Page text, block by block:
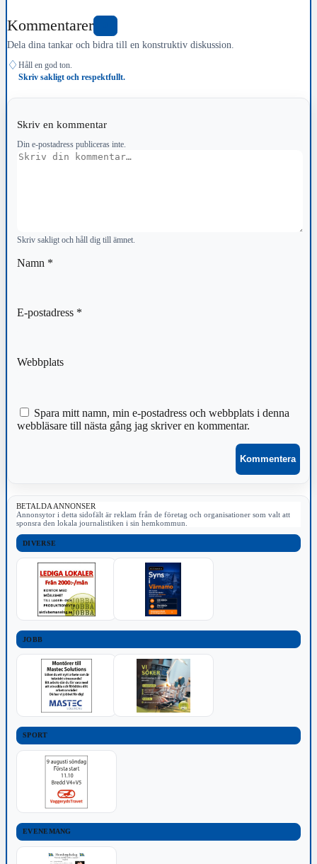
Kommentarer
Dela dina tankar och bidra till en konstruktiv diskussion.
♢ Håll en god ton.
Skriv sakligt och respektfullt.
Skriv en kommentar
Din e-postadress publiceras inte.
Kommentar
Skriv sakligt och håll dig till ämnet.
Namn *
E-postadress *
Webbplats
Spara mitt namn, min e-postadress och webbplats i denna
webbläsare till nästa gång jag skriver en kommentar.
BETALDA ANNONSER
Annonsytor i detta sidofält är reklam från de företag och organisationer som valt att
sponsra den lokala journalistiken i sin hemkommun.
DIVERSE
JOBB
SPORT
EVENEMANG